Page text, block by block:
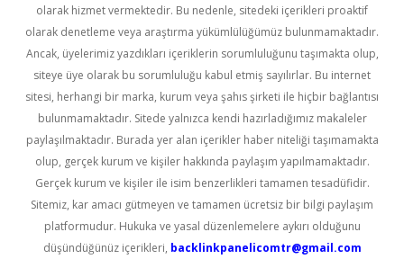
olarak hizmet vermektedir. Bu nedenle, sitedeki içerikleri proaktif
olarak denetleme veya araştırma yükümlülüğümüz bulunmamaktadır.
Ancak, üyelerimiz yazdıkları içeriklerin sorumluluğunu taşımakta olup,
siteye üye olarak bu sorumluluğu kabul etmiş sayılırlar. Bu internet
sitesi, herhangi bir marka, kurum veya şahıs şirketi ile hiçbir bağlantısı
bulunmamaktadır. Sitede yalnızca kendi hazırladığımız makaleler
paylaşılmaktadır. Burada yer alan içerikler haber niteliği taşımamakta
olup, gerçek kurum ve kişiler hakkında paylaşım yapılmamaktadır.
Gerçek kurum ve kişiler ile isim benzerlikleri tamamen tesadüfidir.
Sitemiz, kar amacı gütmeyen ve tamamen ücretsiz bir bilgi paylaşım
platformudur. Hukuka ve yasal düzenlemelere aykırı olduğunu
düşündüğünüz içerikleri, backlinkpanelicomtr@gmail.com